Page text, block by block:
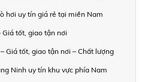
hơi uy tín giá rẻ tại miền Nam
Giá tốt, giao tận nơi
Giá tốt, giao tận nơi – Chất lượng
Ninh uy tín khu vực phía Nam